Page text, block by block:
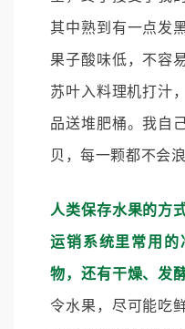
其中熟到有一点发
果子酸味低，不容
苏叶入料理机打汁
品送堆肥桶。我自
贝，每一颗都不会浪
人类保存水果的方
运销系统里常用的
物，还有干燥、发
令水果，尽可能吃